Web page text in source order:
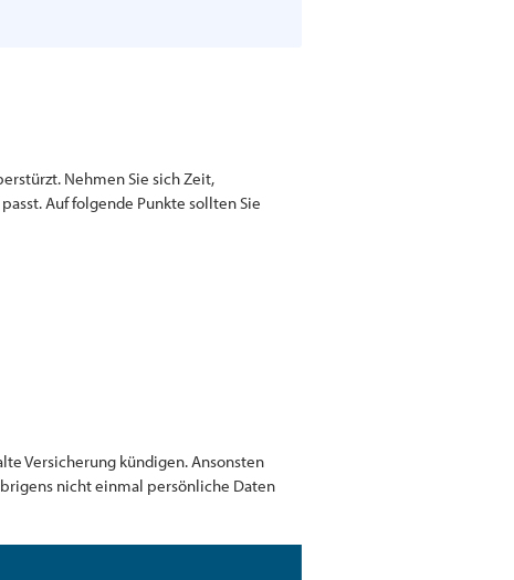
Nehmen Sie sich Zeit,
Auf folgende Punkte sollten Sie
Versicherung kündigen. Ansonsten
nicht einmal persönliche Daten